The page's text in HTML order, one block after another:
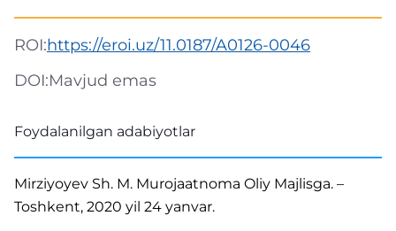
ROI:https://eroi.uz/11.0187/A0126-0046
DOI:Mavjud emas
Foydalanilgan adabiyotlar
Mirziyoyev Sh. M. Murojaatnoma Oliy Majlisga. –
Toshkent, 2020 yil 24 yanvar.